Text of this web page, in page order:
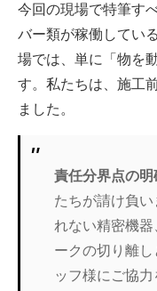
今回の現場で特筆す
バー類が稼働してい
場では、単に「物を
す。私たちは、施工
ました。
責任分界点の明
たちが請け負
れない精密機
ークの切り離
ッフ様にご協